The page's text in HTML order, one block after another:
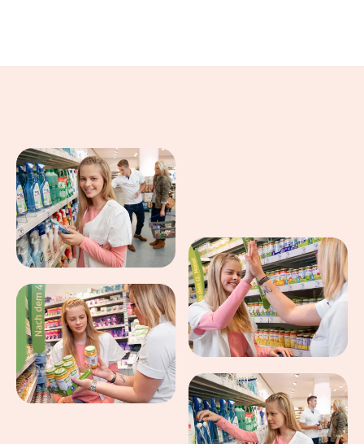
Eindrücke aus dem Arbeitsalltag